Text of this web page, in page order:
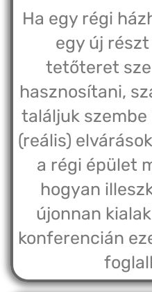
Ha egy régi
egy új
tetőteret
hasznosítani,
találjuk
(reális)
a régi épület
hogyan
újonnan
konferencián